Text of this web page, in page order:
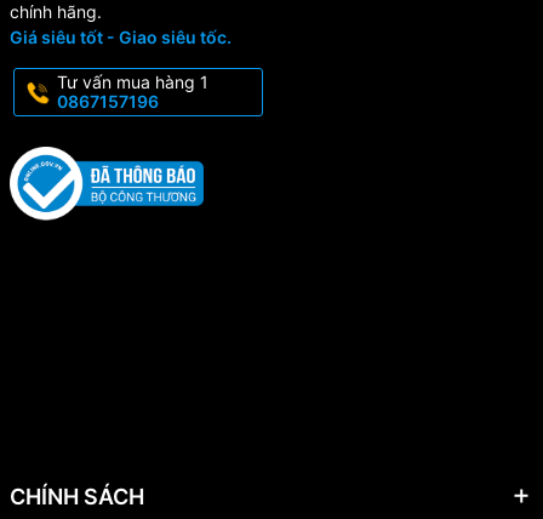
chính hãng.
Giá siêu tốt - Giao siêu tốc.
Tư vấn mua hàng 1
0867157196
CHÍNH SÁCH